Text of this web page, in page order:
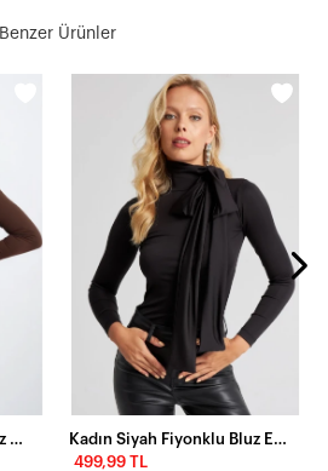
Benzer Ürünler
Kadın Kahve Üstü Tül Bluz TZ20751
Kadın Siyah Fiyonklu Bluz EY2670
499,99 TL